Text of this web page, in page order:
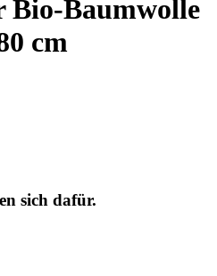
Bio-Baumwolle
cm
sich dafür.